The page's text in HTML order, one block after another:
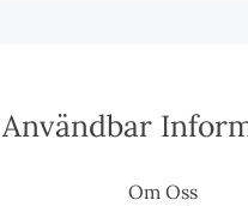
Användbar
Om Oss